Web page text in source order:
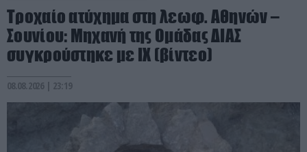
Τροχαίο ατύχημα στη λεωφ. Αθηνών –
Σουνίου: Μηχανή της Ομάδας ΔΙΑΣ
συγκρούστηκε με ΙΧ (βίντεο)
08.08.2026 | 23:19